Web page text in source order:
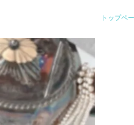
トップペ